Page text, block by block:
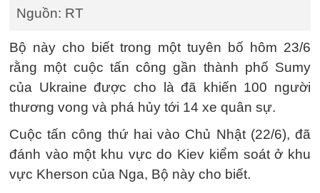
Nguồn: RT
Bộ này cho biết trong một tuyên bố hôm 23/6
rằng một cuộc tấn công gần thành phố Sumy
của Ukraine được cho là đã khiến 100 người
thương vong và phá hủy tới 14 xe quân sự.
Cuộc tấn công thứ hai vào Chủ Nhật (22/6), đã
đánh vào một khu vực do Kiev kiểm soát ở khu
vực Kherson của Nga, Bộ này cho biết.